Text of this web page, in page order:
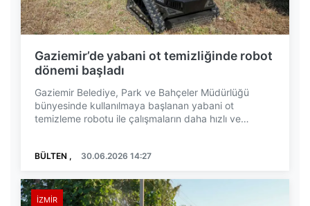
Gaziemir’de yabani ot temizliğinde robot
dönemi başladı
Gaziemir Belediye, Park ve Bahçeler Müdürlüğü
bünyesinde kullanılmaya başlanan yabani ot
temizleme robotu ile çalışmaların daha hızlı ve
BÜLTEN , 30.06.2026 14:27
İZMIR